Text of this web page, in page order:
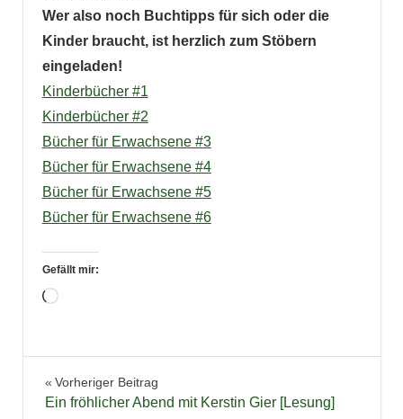
Wer also noch Buchtipps für sich oder die
Kinder braucht, ist herzlich zum Stöbern
eingeladen!
Kinderbücher #1
Kinderbücher #2
Bücher für Erwachsene #3
Bücher für Erwachsene #4
Bücher für Erwachsene #5
Bücher für Erwachsene #6
Gefällt mir:
Wird
Blogparade
Beitragsnavigation
Vorheriger Beitrag
Ein fröhlicher Abend mit Kerstin Gier [Lesung]